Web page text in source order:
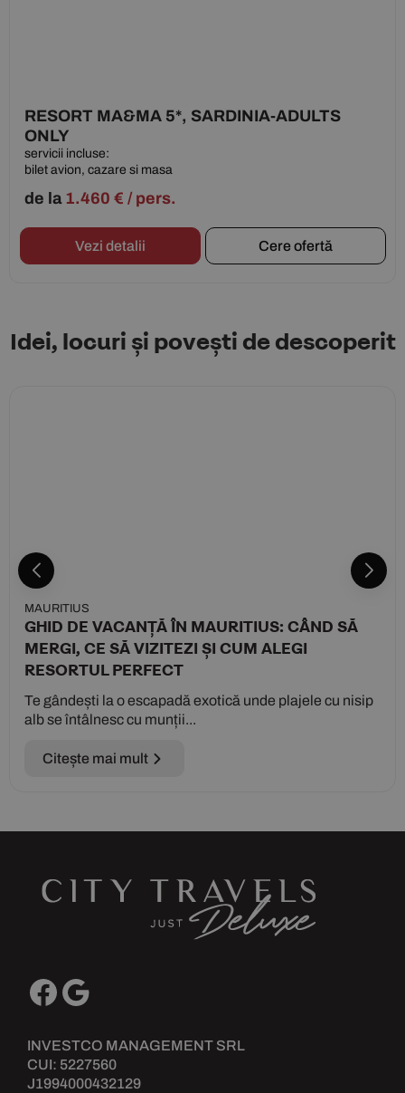
RESORT MA&MA 5*, SARDINIA-ADULTS
ONLY
servicii incluse:
bilet avion, cazare si masa
de la 1.460 € / pers.
Vezi detalii Cere ofertă
Idei, locuri și povești de descoperit
MAURITIUS
GHID DE VACANȚĂ ÎN MAURITIUS: CÂND SĂ
MERGI, CE SĂ VIZITEZI ȘI CUM ALEGI
RESORTUL PERFECT
Te gândești la o escapadă exotică unde plajele cu nisip
alb se întâlnesc cu munții...
Citește mai mult
INVESTCO MANAGEMENT SRL
CUI: 5227560
J1994000432129